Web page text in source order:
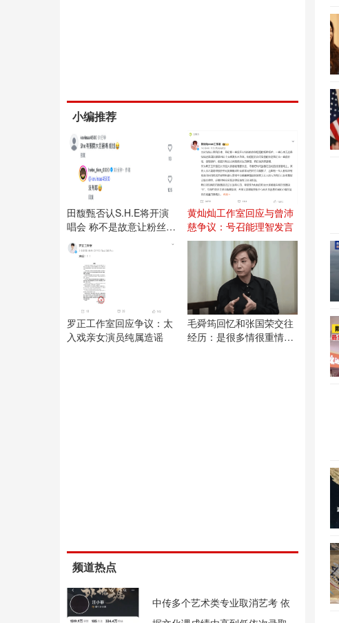
小编推荐
田馥甄否认S.H.E将开演
唱会 称不是故意让粉丝失
望
黄灿灿工作室回应与曾沛
慈争议：号召能理智发言
罗正工作室回应争议：太
入戏亲女演员纯属造谣
毛舜筠回忆和张国荣交往
经历：是很多情很重情的
频道热点
中传多个艺术类专业取消艺考 依